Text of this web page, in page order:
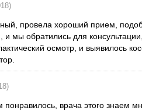
провела хороший прием,
и мы обратились для
осмотр, и выявилось
врача этого знаем